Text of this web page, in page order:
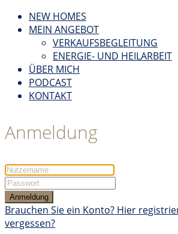
NEW HOMES
MEIN ANGEBOT
VERKAUFSBEGLEITUNG
ENERGIE- UND HEILARBEIT
ÜBER MICH
PODCAST
KONTAKT
Anmeldung
Anmeldung
Brauchen Sie ein Konto? Hier
vergessen?